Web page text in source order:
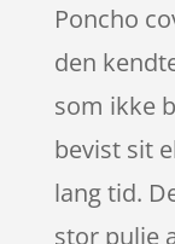
Poncho
den
som ikke
bevist sit
lang tid.
stor pulje